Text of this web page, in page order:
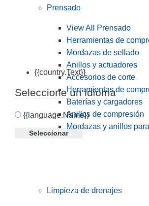
{{country.Text}}
Seleccione un idioma
{{language.Name}}
Seleccionar
Prensado
View All Prensado
Herramientas de
Mordazas de sellado
Anillos y actuadores
Accesorios de corte
Herramientas de
Baterías y cargadores
Anillos de compresión
Mordazas y anillos
Limpieza de drenajes